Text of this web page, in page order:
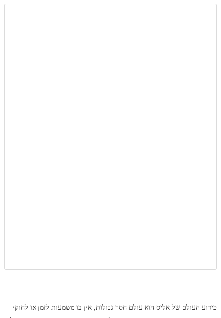
כידוע העולם של אליס הוא עולם חסר גבולות, אין בו משמעות לזמן או לחוקי